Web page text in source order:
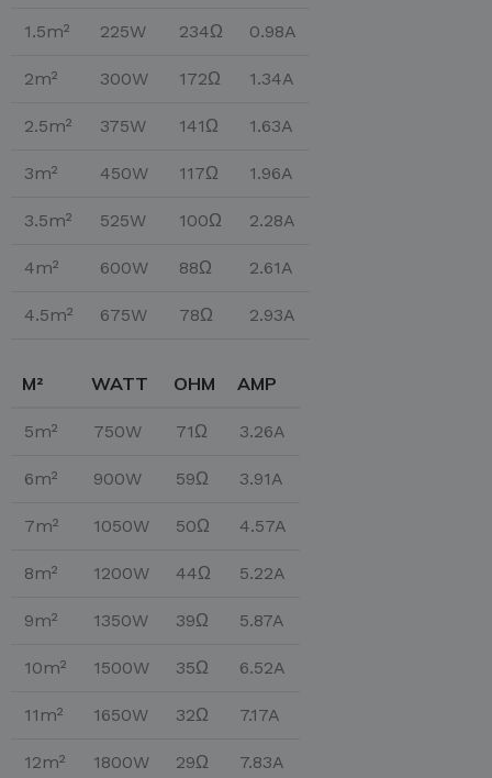
1.5m² 225W 234Ω 0.98A
2m² 300W 172Ω 1.34A
2.5m² 375W 141Ω 1.63A
3m² 450W 117Ω 1.96A
3.5m² 525W 100Ω 2.28A
4m² 600W 88Ω 2.61A
4.5m² 675W 78Ω 2.93A
M² WATT OHM AMP
5m² 750W 71Ω 3.26A
6m² 900W 59Ω 3.91A
7m² 1050W 50Ω 4.57A
8m² 1200W 44Ω 5.22A
9m² 1350W 39Ω 5.87A
10m² 1500W 35Ω 6.52A
11m² 1650W 32Ω 7.17A
12m² 1800W 29Ω 7.83A